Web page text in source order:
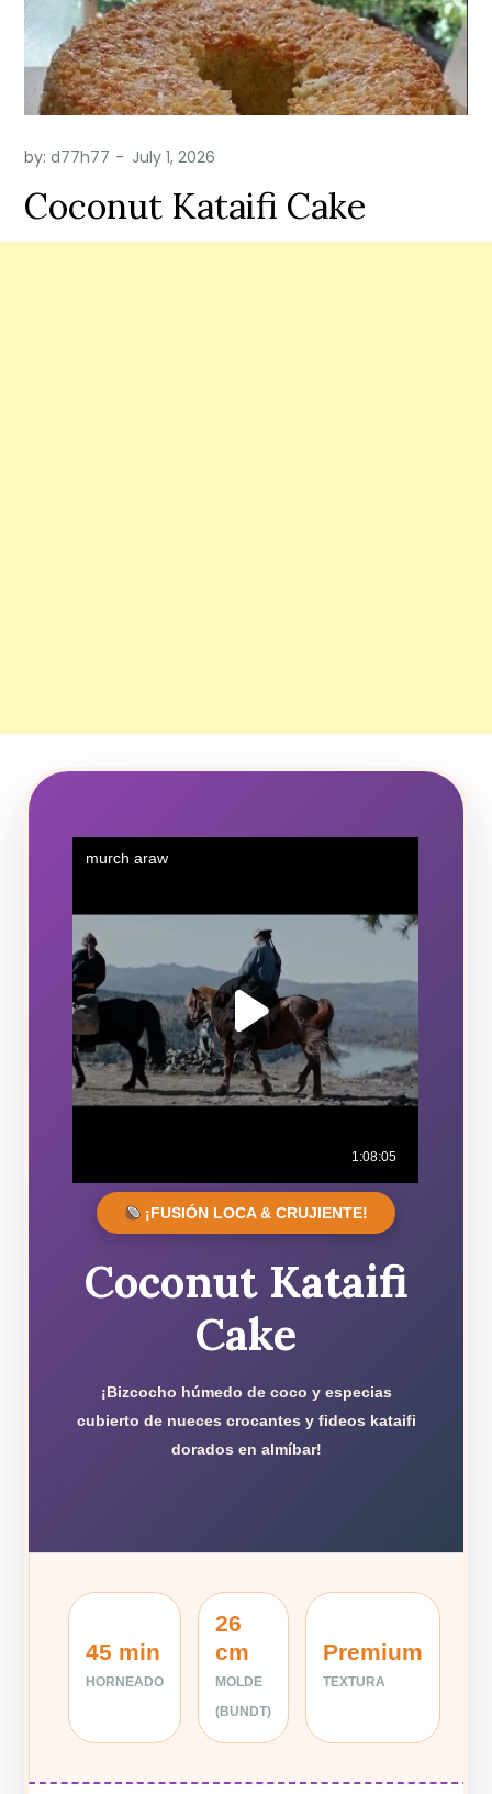
by:d77h77
Coconut Kataifi Cake
¡FUSIÓN LOCA & CRUJIENTE!
Coconut Kataifi
Cake
¡Bizcocho húmedo de coco y especias
cubierto de nueces crocantes y fideos kataifi
dorados en almíbar!
45 min
HORNEADO
26
cm
MOLDE
(BUNDT)
Premium
TEXTURA